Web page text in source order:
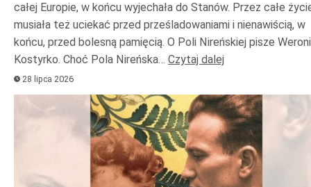
całej Europie, w końcu wyjechała do Stanów. Przez całe
musiała też uciekać przed prześladowaniami i nienawiścią, w
końcu, przed bolesną pamięcią. O Poli Nireńskiej pisze
Kostyrko. Choć Pola Nireńska… Czytaj dalej
28 lipca 2026
plików
dźwiękowych